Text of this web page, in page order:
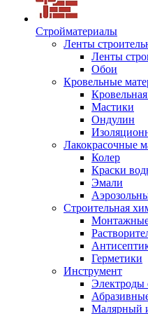
Стройматериалы
Ленты
Ленты
Обои
Кровельные
Мастики
Ондулин
Лакокрасочные
Колер
Краски
Эмали
Строительная
Герметики
Инструмент
Электроды
Малярный